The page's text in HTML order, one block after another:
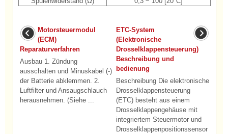
Motorsteuermodul
(ECM)
Reparaturverfahren
Ausbau 1. Zündung
ausschalten und Minuskabel (-)
der Batterie abklemmen. 2.
Luftfilter und Ansaugschlauch
herausnehmen. (Siehe ...
ETC-System
(Elektronische
Drosselklappensteuerung)
Beschreibung und
bedienung
Beschreibung Die elektronische
Drosselklappensteuerung
(ETC) besteht aus einem
Drosselklappengehäuse mit
integriertem Steuermotor und
Drosselklappenpositionssensor